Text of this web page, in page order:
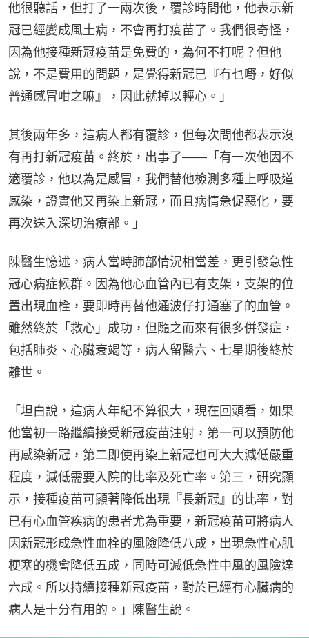
他很聽話，但打了一兩次後，覆診時問他，他表示新
冠已經變成風土病，不會再打疫苗了。我們很奇怪，
因為他接種新冠疫苗是免費的，為何不打呢？但他
說，不是費用的問題，是覺得新冠已『冇乜嘢，好似
普通感冒咁之嘛』，因此就掉以輕心。」
其後兩年多，這病人都有覆診，但每次問他都表示沒
有再打新冠疫苗。終於，出事了——「有一次他因不
適覆診，他以為是感冒，我們替他檢測多種上呼吸道
感染，證實他又再染上新冠，而且病情急促惡化，要
再次送入深切治療部。」
陳醫生憶述，病人當時肺部情況相當差，更引發急性
冠心病症候群。因為他心血管內已有支架，支架的位
置出現血栓，要即時再替他通波仔打通塞了的血管。
雖然終於「救心」成功，但隨之而來有很多併發症，
包括肺炎、心臟衰竭等，病人留醫六、七星期後終於
離世。
「坦白說，這病人年紀不算很大，現在回頭看，如果
他當初一路繼續接受新冠疫苗注射，第一可以預防他
再感染新冠，第二即使再染上新冠也可大大減低嚴重
程度，減低需要入院的比率及死亡率。第三，研究顯
示，接種疫苗可顯著降低出現『長新冠』的比率，對
已有心血管疾病的患者尤為重要，新冠疫苗可將病人
因新冠形成急性血栓的風險降低八成，出現急性心肌
梗塞的機會降低五成，同時可減低急性中風的風險達
六成。所以持續接種新冠疫苗，對於已經有心臟病的
病人是十分有用的。」陳醫生說。